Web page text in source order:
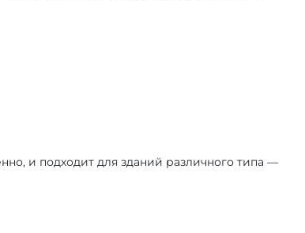
и подходит для зданий различного типа —